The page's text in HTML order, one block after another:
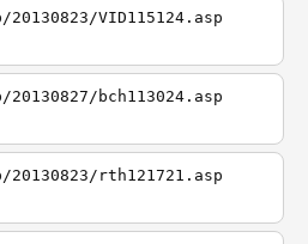
VID115124.asp
bch113024.asp
rth121721.asp